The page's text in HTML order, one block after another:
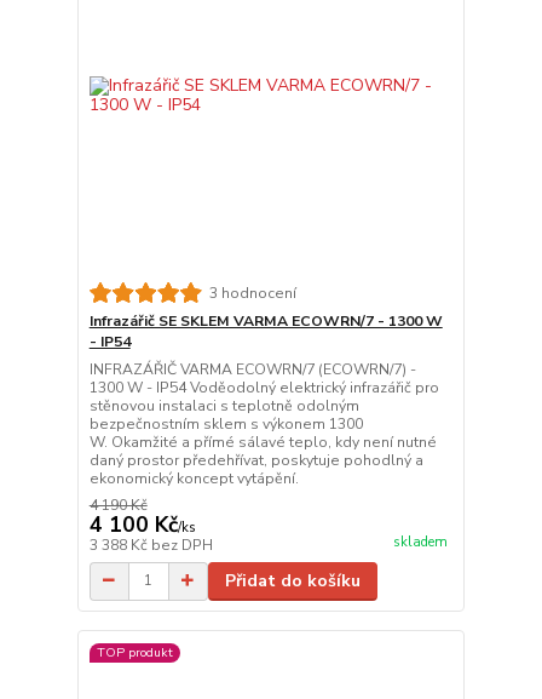
3 hodnocení
Infrazářič SE SKLEM VARMA ECOWRN/7 - 1300 W
- IP54
INFRAZÁŘIČ VARMA ECOWRN/7 (ECOWRN/7) -
1300 W - IP54 Voděodolný elektrický infrazářič pro
stěnovou instalaci s teplotně odolným
bezpečnostním sklem s výkonem 1300
W. Okamžité a přímé sálavé teplo, kdy není nutné
daný prostor předehřívat, poskytuje pohodlný a
ekonomický koncept vytápění.
4 190 Kč
4 100 Kč/ks
3 388 Kč bez DPH skladem
Přidat do košíku
TOP produkt